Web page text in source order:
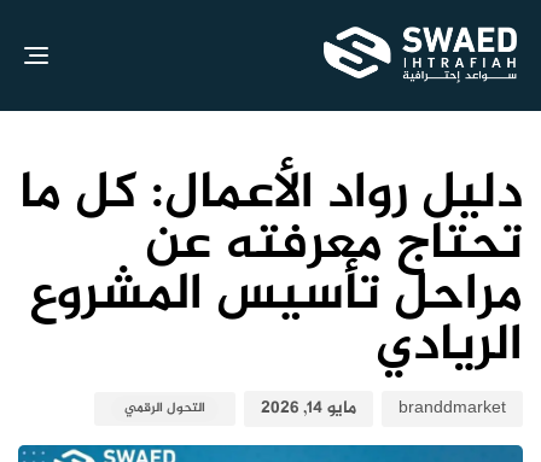
دليل رواد الأعمال: كل ما
تحتاج معرفته عن
مراحل تأسيس المشروع
الريادي
branddmarket مايو 14, 2026 التحول الرقمي